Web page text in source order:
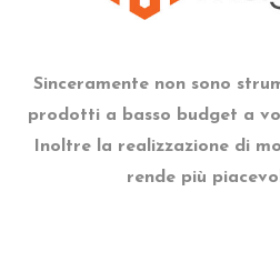
Sinceramente non sono
prodotti a basso budget a
Inoltre la realizzazione di
rende più